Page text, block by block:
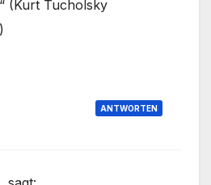
(Kurt Tucholsky
ANTWORTEN